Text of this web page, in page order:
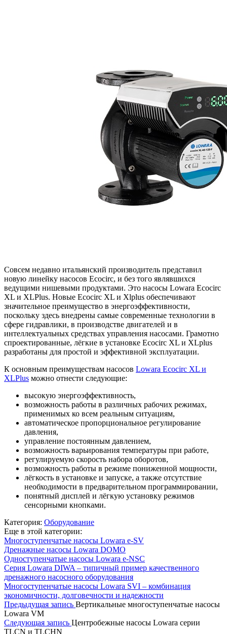
Совсем недавно итальянский производитель представил
новую линейку насосов Ecocirc, и без того являвшихся
ведущими нишевыми продуктами. Это насосы Lowara Ecocirc
XL и XLPlus. Новые Ecocirc XL и Xlplus обеспечивают
значительное преимущество в энергоэффективности,
поскольку здесь внедрены самые современные технологии в
сфере гидравлики, в производстве двигателей и в
интеллектуальных средствах управления насосами. Грамотно
спроектированные, лёгкие в установке Ecocirc XL и XLplus
разработаны для простой и эффективной эксплуатации.
К основным преимуществам насосов Lowara Ecocirc XL и
XLPlus можно отнести следующие:
высокую энергоэффективность,
возможность работы в различных рабочих режимах,
применимых ко всем реальным ситуациям,
автоматическое пропорциональное регулирование
давления,
управление постоянным давлением,
возможность варьирования температуры при работе,
регулируемую скорость набора оборотов,
возможность работы в режиме пониженной мощности,
лёгкость в установке и запуске, а также отсутствие
необходимости в предварительном программировании,
понятный дисплей и лёгкую установку режимов
сенсорными кнопками.
Категория: Оборудование
Еще в этой категории:
Многоступенчатые насосы Lowara e-SV
Дренажные насосы Lowara DOMO
Одноступенчатые насосы Lowara e-NSC
Серия Lowara DIWA – типичный пример качественного
дренажного насосного оборудования
Многоступенчатые насосы Lowara SVI – комбинация
экономичности, долговечности и надежности
Предыдущая запись Вертикальные многоступенчатые насосы
Lowara VM
Следующая запись Центробежные насосы Lowara серии
TLCN и TLCHN